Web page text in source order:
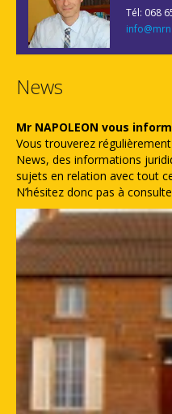
Tél: 068
News
Mr NAPOLEON vous
Vous trouverez
News, des informations
sujets en relation avec tout
N’hésitez donc pas à